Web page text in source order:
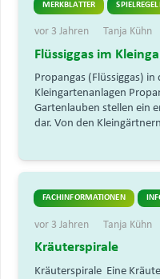
MERKBLÄTTER
vor 3 Jahren Tanja Kühn
Flüssiggas im
Propangas (Flüssiggas) in
Kleingartenanlagen
Gartenlauben stellen ein
dar. Von den
FACHINFORMATIONEN
vor 3 Jahren Tanja Kühn
Kräuterspirale
Kräuterspirale Eine